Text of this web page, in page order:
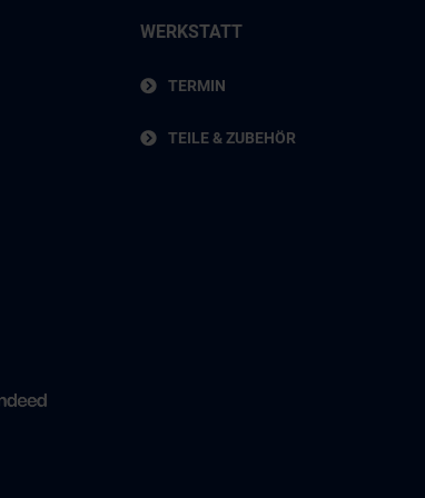
WERKSTATT
TERMIN
TEILE & ZUBEHÖR